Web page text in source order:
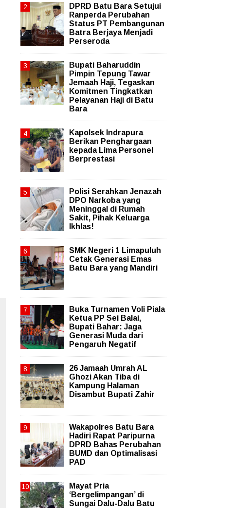
DPRD Batu Bara Setujui
Ranperda Perubahan
Status PT Pembangunan
Batra Berjaya Menjadi
Perseroda
Bupati Baharuddin
Pimpin Tepung Tawar
Jemaah Haji, Tegaskan
Komitmen Tingkatkan
Pelayanan Haji di Batu
Bara
Kapolsek Indrapura
Berikan Penghargaan
kepada Lima Personel
Berprestasi
Polisi Serahkan Jenazah
DPO Narkoba yang
Meninggal di Rumah
Sakit, Pihak Keluarga
Ikhlas!
SMK Negeri 1 Limapuluh
Cetak Generasi Emas
Batu Bara yang Mandiri
Buka Turnamen Voli Piala
Ketua PP Sei Balai,
Bupati Bahar: Jaga
Generasi Muda dari
Pengaruh Negatif
26 Jamaah Umrah AL
Ghozi Akan Tiba di
Kampung Halaman
Disambut Bupati Zahir
Wakapolres Batu Bara
Hadiri Rapat Paripurna
DPRD Bahas Perubahan
BUMD dan Optimalisasi
PAD
Mayat Pria
‘Bergelimpangan’ di
Sungai Dalu-Dalu Batu